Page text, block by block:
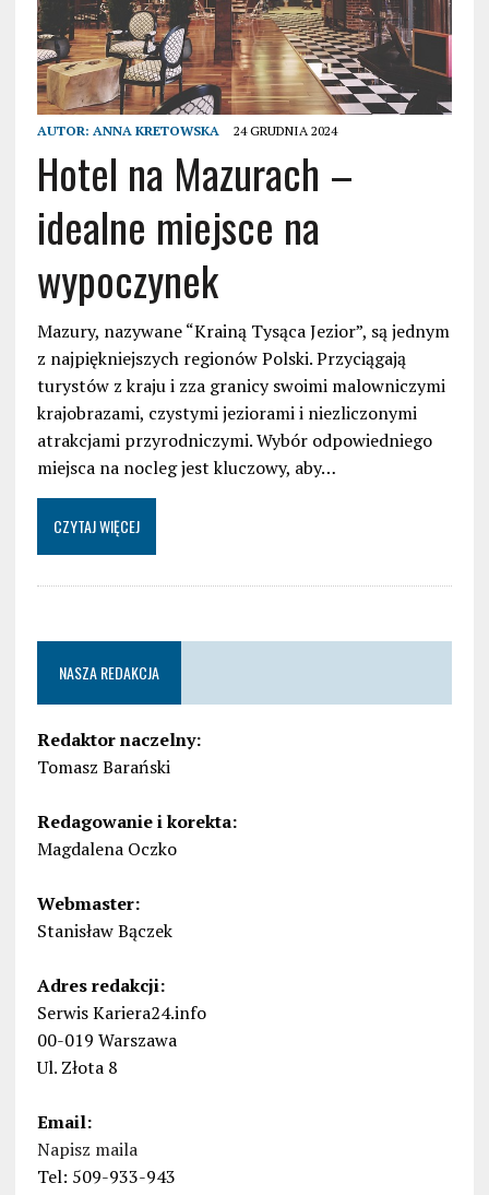
AUTOR: ANNA KRETOWSKA 24 GRUDNIA 2024
Hotel na Mazurach –
idealne miejsce na
wypoczynek
Mazury, nazywane “Krainą Tysąca Jezior”, są jednym
z najpiękniejszych regionów Polski. Przyciągają
turystów z kraju i zza granicy swoimi malowniczymi
krajobrazami, czystymi jeziorami i niezliczonymi
atrakcjami przyrodniczymi. Wybór odpowiedniego
miejsca na nocleg jest kluczowy, aby…
CZYTAJ WIĘCEJ
NASZA REDAKCJA
Redaktor naczelny:
Tomasz Barański
Redagowanie i korekta:
Magdalena Oczko
Webmaster:
Stanisław Bączek
Adres redakcji:
Serwis Kariera24.info
00-019 Warszawa
Ul. Złota 8
Email:
Napisz maila
Tel: 509-933-943